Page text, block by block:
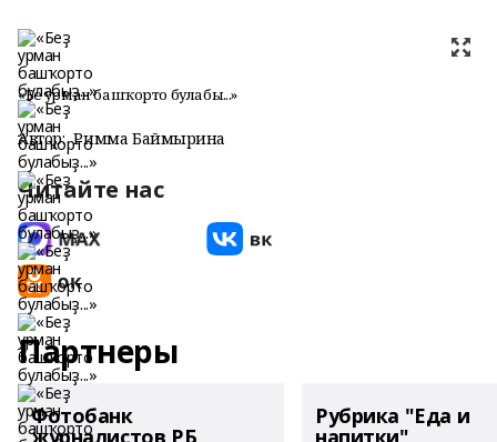
«Беҙ урман башҡорто булабыҙ...»
Автор: Римма Баймырҙина
Читайте нас
Партнеры
Фотобанк
журналистов РБ
Рубрика "Еда и
напитки"